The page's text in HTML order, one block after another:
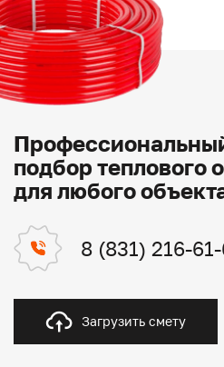
подбор теплового
для любого
8 (831) 216-
Загрузить смету